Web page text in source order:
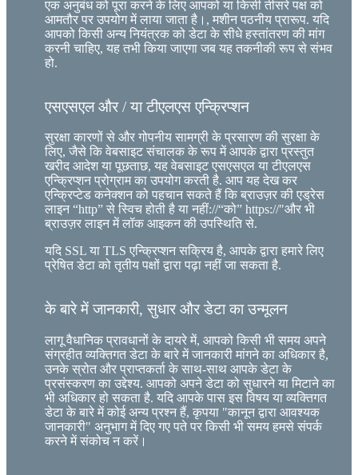
एक अनुबंध को पूरा करने के लिए आपको या किसी तीसरे पक्ष को
आमतौर पर उपयोग में लाया जाता है।, मशीन पठनीय प्रारूप. यदि
आपको किसी अन्य नियंत्रक को डेटा के सीधे हस्तांतरण की मांग
करनी चाहिए, यह तभी किया जाएगा जब यह तकनीकी रूप से संभव
हो.
एसएसएल और / या टीएलएस एन्क्रिप्शन
सुरक्षा कारणों से और गोपनीय सामग्री के प्रसारण की सुरक्षा के
लिए, जैसे कि वेबसाइट संचालक के रूप में आपके द्वारा प्रस्तुत
खरीद आदेश या पूछताछ, यह वेबसाइट एसएसएल या टीएलएस
एन्क्रिप्शन प्रोग्राम का उपयोग करती है. आप यह देख कर
एन्क्रिप्टेड कनेक्शन को पहचान सकते हैं कि ब्राउज़र की एड्रेस
लाइन “http” से स्विच होती है या नहीं://“को” https://"और भी
ब्राउज़र लाइन में लॉक आइकन की उपस्थिति से.
यदि SSL या TLS एन्क्रिप्शन सक्रिय है, आपके द्वारा हमारे लिए
प्रेषित डेटा को तृतीय पक्षों द्वारा पढ़ा नहीं जा सकता है.
के बारे में जानकारी, सुधार और डेटा का उन्मूलन
लागू वैधानिक प्रावधानों के दायरे में, आपको किसी भी समय अपने
संग्रहीत व्यक्तिगत डेटा के बारे में जानकारी मांगने का अधिकार है,
उनके स्रोत और प्राप्तकर्ता के साथ-साथ आपके डेटा के
प्रसंस्करण का उद्देश्य. आपको अपने डेटा को सुधारने या मिटाने का
भी अधिकार हो सकता है. यदि आपके पास इस विषय या व्यक्तिगत
डेटा के बारे में कोई अन्य प्रश्न हैं, कृपया "कानून द्वारा आवश्यक
जानकारी" अनुभाग में दिए गए पते पर किसी भी समय हमसे संपर्क
करने में संकोच न करें।